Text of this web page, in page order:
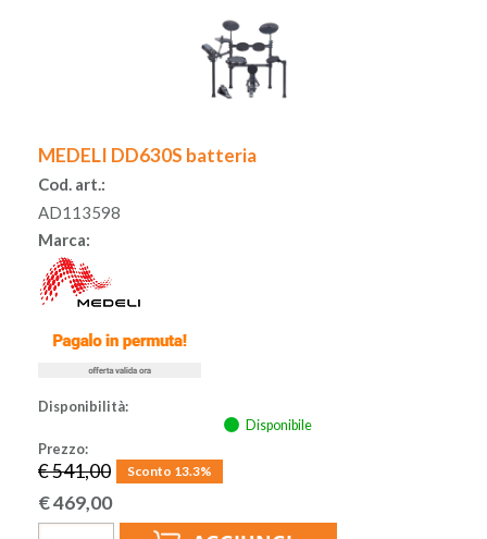
MEDELI DD630S batteria
Cod. art.:
AD113598
Marca:
Disponibilità:
Disponibile
Prezzo:
€ 541,00 Sconto 13.3%
€469,00